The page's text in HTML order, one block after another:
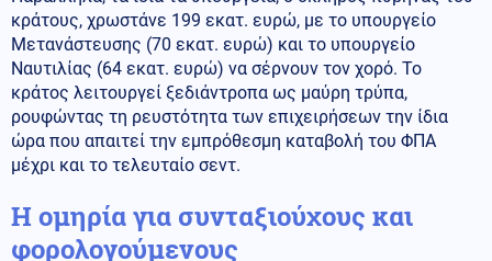
κράτους, χρωστάνε 199 εκατ. ευρώ, με το υπουργείο
Μετανάστευσης (70 εκατ. ευρώ) και το υπουργείο
Ναυτιλίας (64 εκατ. ευρώ) να σέρνουν τον χορό. Το
κράτος λειτουργεί ξεδιάντροπα ως μαύρη τρύπα,
ρουφώντας τη ρευστότητα των επιχειρήσεων την ίδια
ώρα που απαιτεί την εμπρόθεσμη καταβολή του ΦΠΑ
μέχρι και το τελευταίο σεντ.
Η ομηρία για συνταξιούχους και
φορολογούμενους